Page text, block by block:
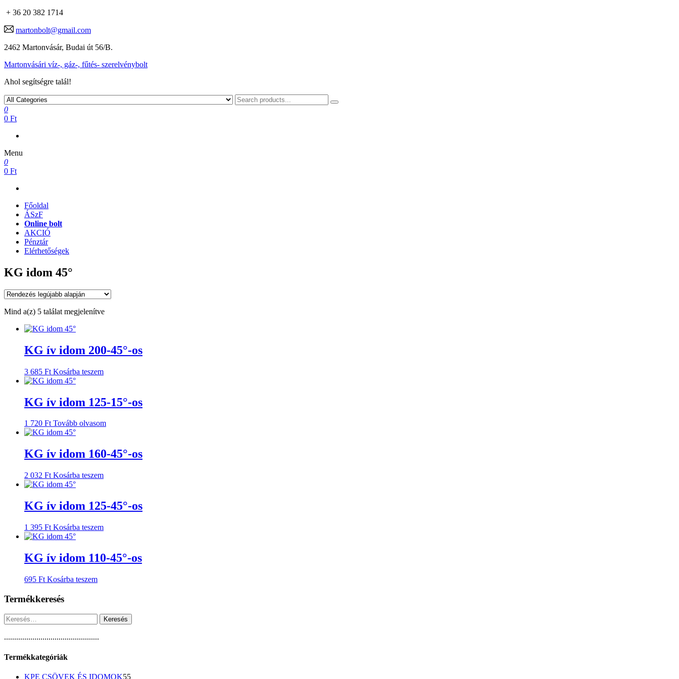
+ 36 20 382 1714
martonbolt@gmail.com
2462 Martonvásár, Budai út 56/B.
Martonvásári víz-, gáz-, fűtés- szerelvénybolt
Ahol segítségre talál!
0
0 Ft
Menu
0
0 Ft
Főoldal
ÁSzF
Online bolt
AKCIÓ
Pénztár
Elérhetőségek
KG idom 45°
Mind a(z) 5 találat megjelenítveSorted
KG ív idom 200-45°-os
3 685 Ft Kosárba teszem
KG ív idom 125-15°-os
1 720 Ft Tovább olvasom
KG ív idom 160-45°-os
2 032 Ft Kosárba teszem
KG ív idom 125-45°-os
1 395 Ft Kosárba teszem
KG ív idom 110-45°-os
695 Ft Kosárba teszem
Termékkeresés
Keresés:
...............................................
Termékkategóriák
KPE CSÖVEK ÉS IDOMOK5555